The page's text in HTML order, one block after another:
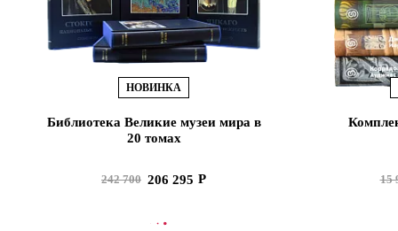
НОВИНКА
Библиотека Великие музеи мира в
20 томах
242 700 206 295
В КОРЗИНУ
15